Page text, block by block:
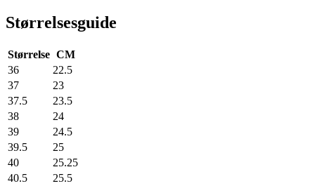
Størrelsesguide
Størrelse CM
36
22.5
37
23
37.5
23.5
38
24
39
24.5
39.5
25
40
25.25
40.5
25.5